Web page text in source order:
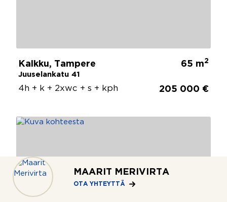
MAARIT MERIVIRTA
OTA YHTEYTTÄ
Kalkku, Tampere
Juuselankatu 41
65 m2
4h + k + 2xwc + s + kph 205 000 €